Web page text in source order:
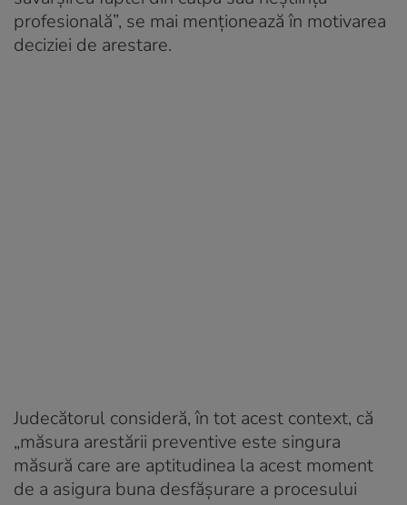
profesională”, se mai menționează în motivarea
deciziei de arestare.
Judecătorul consideră, în tot acest context, că
„măsura arestării preventive este singura
măsură care are aptitudinea la acest moment
de a asigura buna desfășurare a procesului